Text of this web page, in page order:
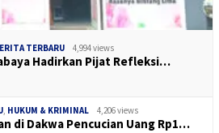
TERBARU 4,994 views
Hadirkan Pijat Refleksi…
, HUKUM & KRIMINAL 4,206 views
di Dakwa Pencucian Uang Rp1…